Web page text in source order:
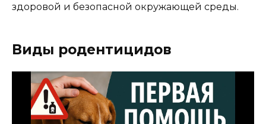
здоровой и безопасной окружающей среды.
Виды родентицидов